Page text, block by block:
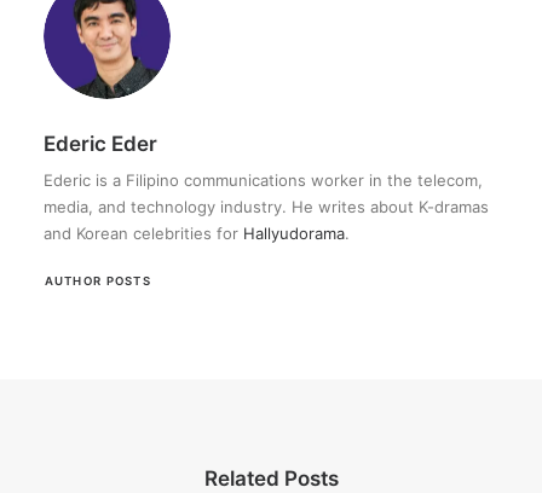
Ederic Eder
Ederic is a Filipino communications worker in the telecom,
media, and technology industry. He writes about K-dramas
and Korean celebrities for Hallyudorama.
AUTHOR POSTS
Related Posts